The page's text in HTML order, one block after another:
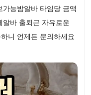
능밤알바 타임당 금액
바 출퇴근 자유로운
니 언제든 문의하세요